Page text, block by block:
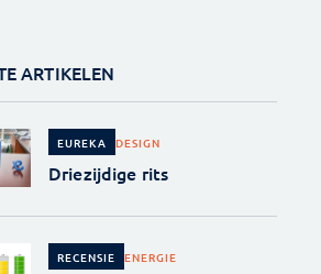
ARTIKELEN
EUREKA DESIGN
Driezijdige rits
RECENSIE ENERGIE